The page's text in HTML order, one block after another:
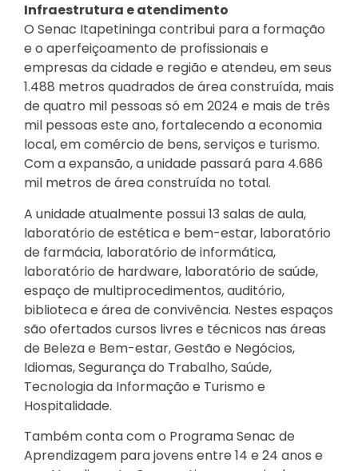
Infraestrutura e atendimento
O Senac Itapetininga contribui para a formação
e o aperfeiçoamento de profissionais e
empresas da cidade e região e atendeu, em seus
1.488 metros quadrados de área construída, mais
de quatro mil pessoas só em 2024 e mais de três
mil pessoas este ano, fortalecendo a economia
local, em comércio de bens, serviços e turismo.
Com a expansão, a unidade passará para 4.686
mil metros de área construída no total.
A unidade atualmente possui 13 salas de aula,
laboratório de estética e bem-estar, laboratório
de farmácia, laboratório de informática,
laboratório de hardware, laboratório de saúde,
espaço de multiprocedimentos, auditório,
biblioteca e área de convivência. Nestes espaços
são ofertados cursos livres e técnicos nas áreas
de Beleza e Bem-estar, Gestão e Negócios,
Idiomas, Segurança do Trabalho, Saúde,
Tecnologia da Informação e Turismo e
Hospitalidade.
Também conta com o Programa Senac de
Aprendizagem para jovens entre 14 e 24 anos e